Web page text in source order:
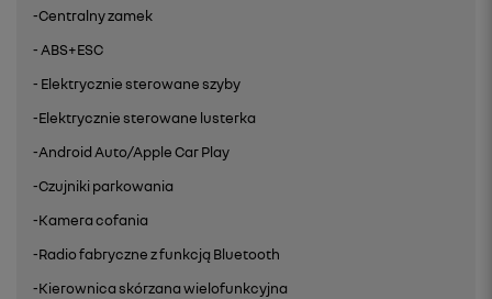
-Centralny zamek
- ABS+ESC
- Elektrycznie sterowane szyby
-Elektrycznie sterowane lusterka
-Android Auto/Apple Car Play
-Czujniki parkowania
-Kamera cofania
-Radio fabryczne z funkcją Bluetooth
-Kierownica skórzana wielofunkcyjna